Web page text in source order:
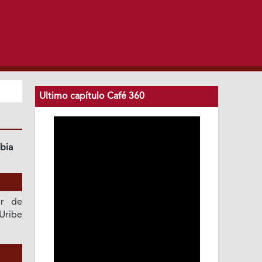
de
Ultimo capítulo Café 360